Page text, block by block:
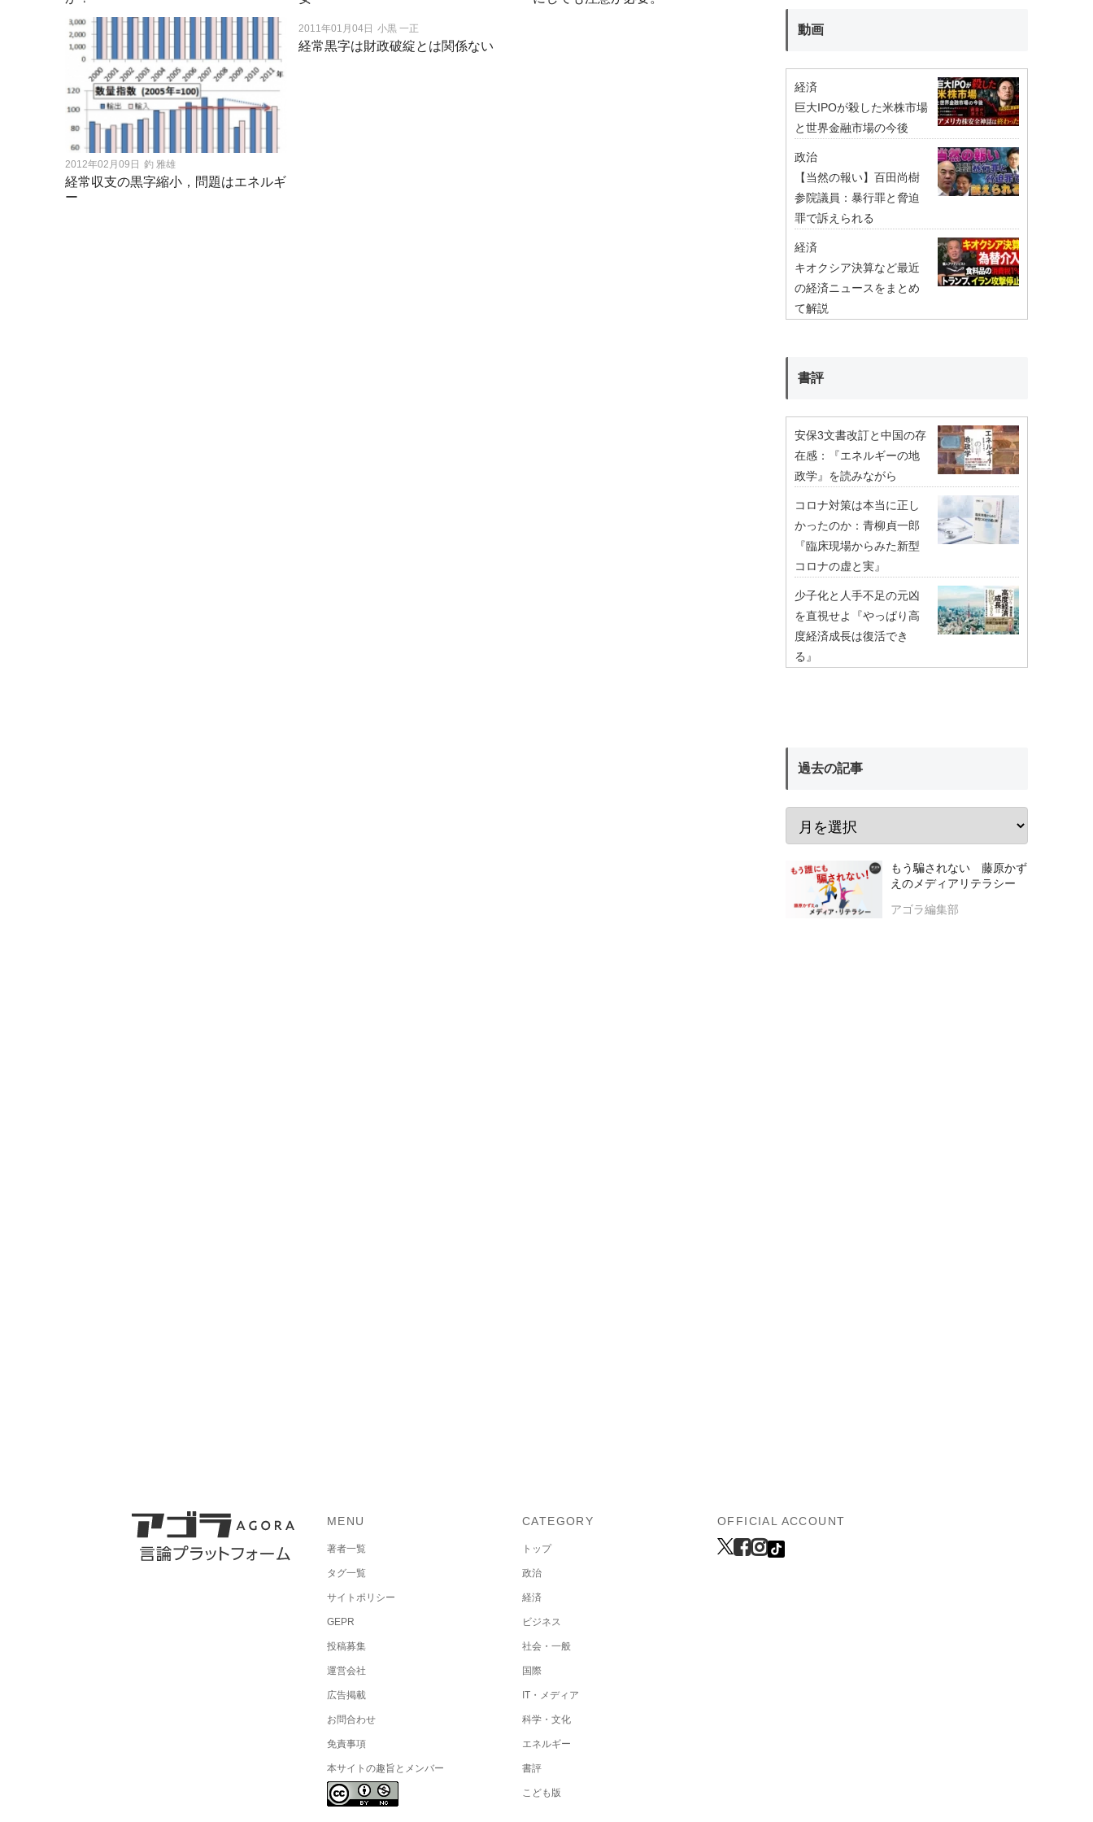
2012年02月09日 釣 雅雄
経常収支の黒字縮小，問題はエネルギ
ー
2011年01月04日 小黒 一正
経常黒字は財政破綻とは関係ない
動画
経済
巨大IPOが殺した米株市場
と世界金融市場の今後
政治
【当然の報い】百田尚樹
参院議員：暴行罪と脅迫
罪で訴えられる
経済
キオクシア決算など最近
の経済ニュースをまとめ
て解説
書評
安保3文書改訂と中国の存
在感：『エネルギーの地
政学』を読みながら
コロナ対策は本当に正し
かったのか：青柳貞一郎
『臨床現場からみた新型
コロナの虚と実』
少子化と人手不足の元凶
を直視せよ『やっぱり高
度経済成長は復活でき
る』
過去の記事
もう騙されない 藤原かず
えのメディアリテラシー
アゴラ編集部
MENU
著者一覧
タグ一覧
サイトポリシー
GEPR
投稿募集
運営会社
広告掲載
お問合わせ
免責事項
本サイトの趣旨とメンバー
CATEGORY
トップ
政治
経済
ビジネス
社会・一般
国際
IT・メディア
科学・文化
エネルギー
書評
こども版
OFFICIAL ACCOUNT